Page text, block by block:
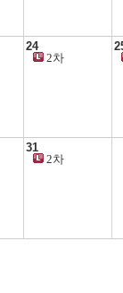
24
2차
31
2차